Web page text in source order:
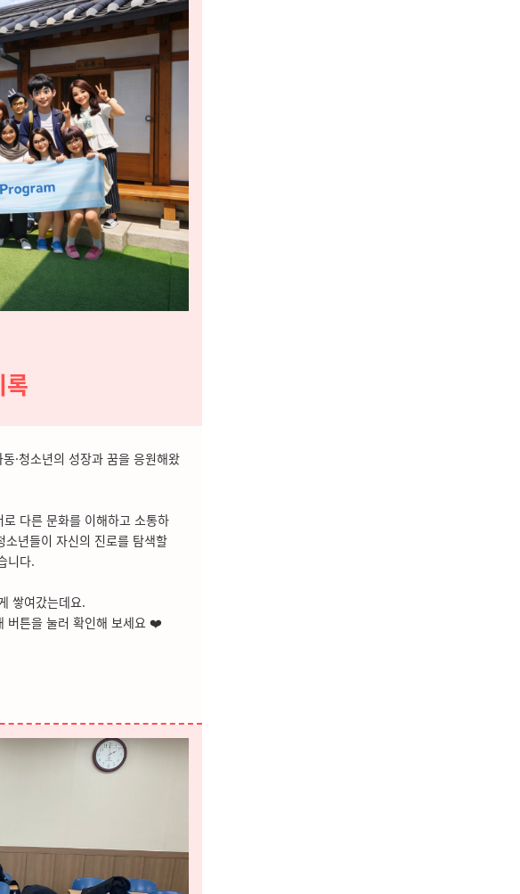
·청소년의 성장과 꿈을 응원해왔
다른 문화를 이해하고 소통하
년들이 자신의 진로를 탐색할
니다.
쌓여갔는데요.
버튼을 눌러 확인해 보세요 ❤️